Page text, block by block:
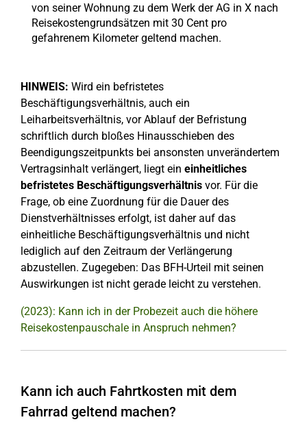
von seiner Wohnung zu dem Werk der AG in X nach
Reisekostengrundsätzen mit 30 Cent pro
gefahrenem Kilometer geltend machen.
HINWEIS: Wird ein befristetes
Beschäftigungsverhältnis, auch ein
Leiharbeitsverhältnis, vor Ablauf der Befristung
schriftlich durch bloßes Hinausschieben des
Beendigungszeitpunkts bei ansonsten unverändertem
Vertragsinhalt verlängert, liegt ein einheitliches
befristetes Beschäftigungsverhältnis vor. Für die
Frage, ob eine Zuordnung für die Dauer des
Dienstverhältnisses erfolgt, ist daher auf das
einheitliche Beschäftigungsverhältnis und nicht
lediglich auf den Zeitraum der Verlängerung
abzustellen. Zugegeben: Das BFH-Urteil mit seinen
Auswirkungen ist nicht gerade leicht zu verstehen.
(2023): Kann ich in der Probezeit auch die höhere
Reisekostenpauschale in Anspruch nehmen?
Kann ich auch Fahrtkosten mit dem
Fahrrad geltend machen?